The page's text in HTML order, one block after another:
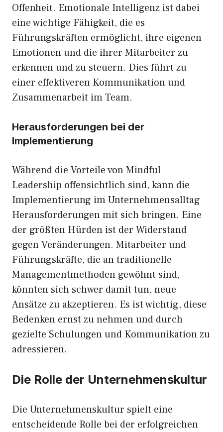
Offenheit. Emotionale Intelligenz ist dabei
eine wichtige Fähigkeit, die es
Führungskräften ermöglicht, ihre eigenen
Emotionen und die ihrer Mitarbeiter zu
erkennen und zu steuern. Dies führt zu
einer effektiveren Kommunikation und
Zusammenarbeit im Team.
Herausforderungen bei der
Implementierung
Während die Vorteile von Mindful
Leadership offensichtlich sind, kann die
Implementierung im Unternehmensalltag
Herausforderungen mit sich bringen. Eine
der größten Hürden ist der Widerstand
gegen Veränderungen. Mitarbeiter und
Führungskräfte, die an traditionelle
Managementmethoden gewöhnt sind,
könnten sich schwer damit tun, neue
Ansätze zu akzeptieren. Es ist wichtig, diese
Bedenken ernst zu nehmen und durch
gezielte Schulungen und Kommunikation zu
adressieren.
Die Rolle der Unternehmenskultur
Die Unternehmenskultur spielt eine
entscheidende Rolle bei der erfolgreichen